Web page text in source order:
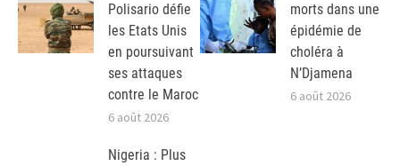
Polisario défie
les Etats Unis
en poursuivant
ses attaques
contre le Maroc
6 août 2026
morts dans une
épidémie de
choléra à
N’Djamena
6 août 2026
Nigeria : Plus